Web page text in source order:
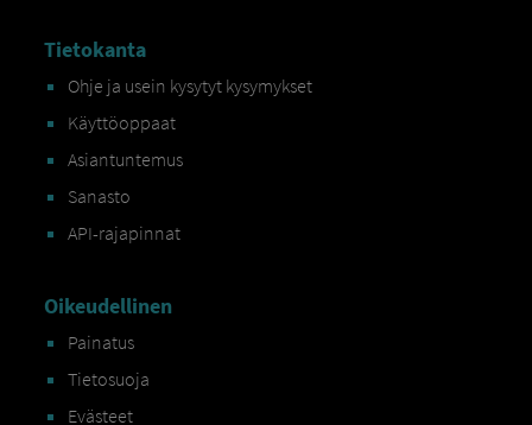
Tietokanta
Ohje ja usein kysytyt kysymykset
Käyttöoppaat
Asiantuntemus
Sanasto
API-rajapinnat
Oikeudellinen
Painatus
Tietosuoja
Evästeet